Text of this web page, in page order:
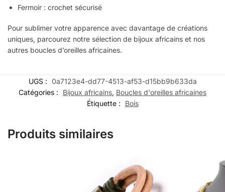
Fermoir : crochet sécurisé
Pour sublimer votre apparence avec davantage de créations
uniques, parcourez notre sélection de bijoux africains et nos
autres boucles d’oreilles africaines.
UGS : 0a7123e4-dd77-4513-af53-d15bb9b633da
Catégories :
Bijoux africains, Boucles d'oreilles africaines
Étiquette :
Bois
Produits similaires